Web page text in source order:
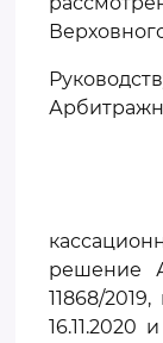
решение
11868/
16.11.2020